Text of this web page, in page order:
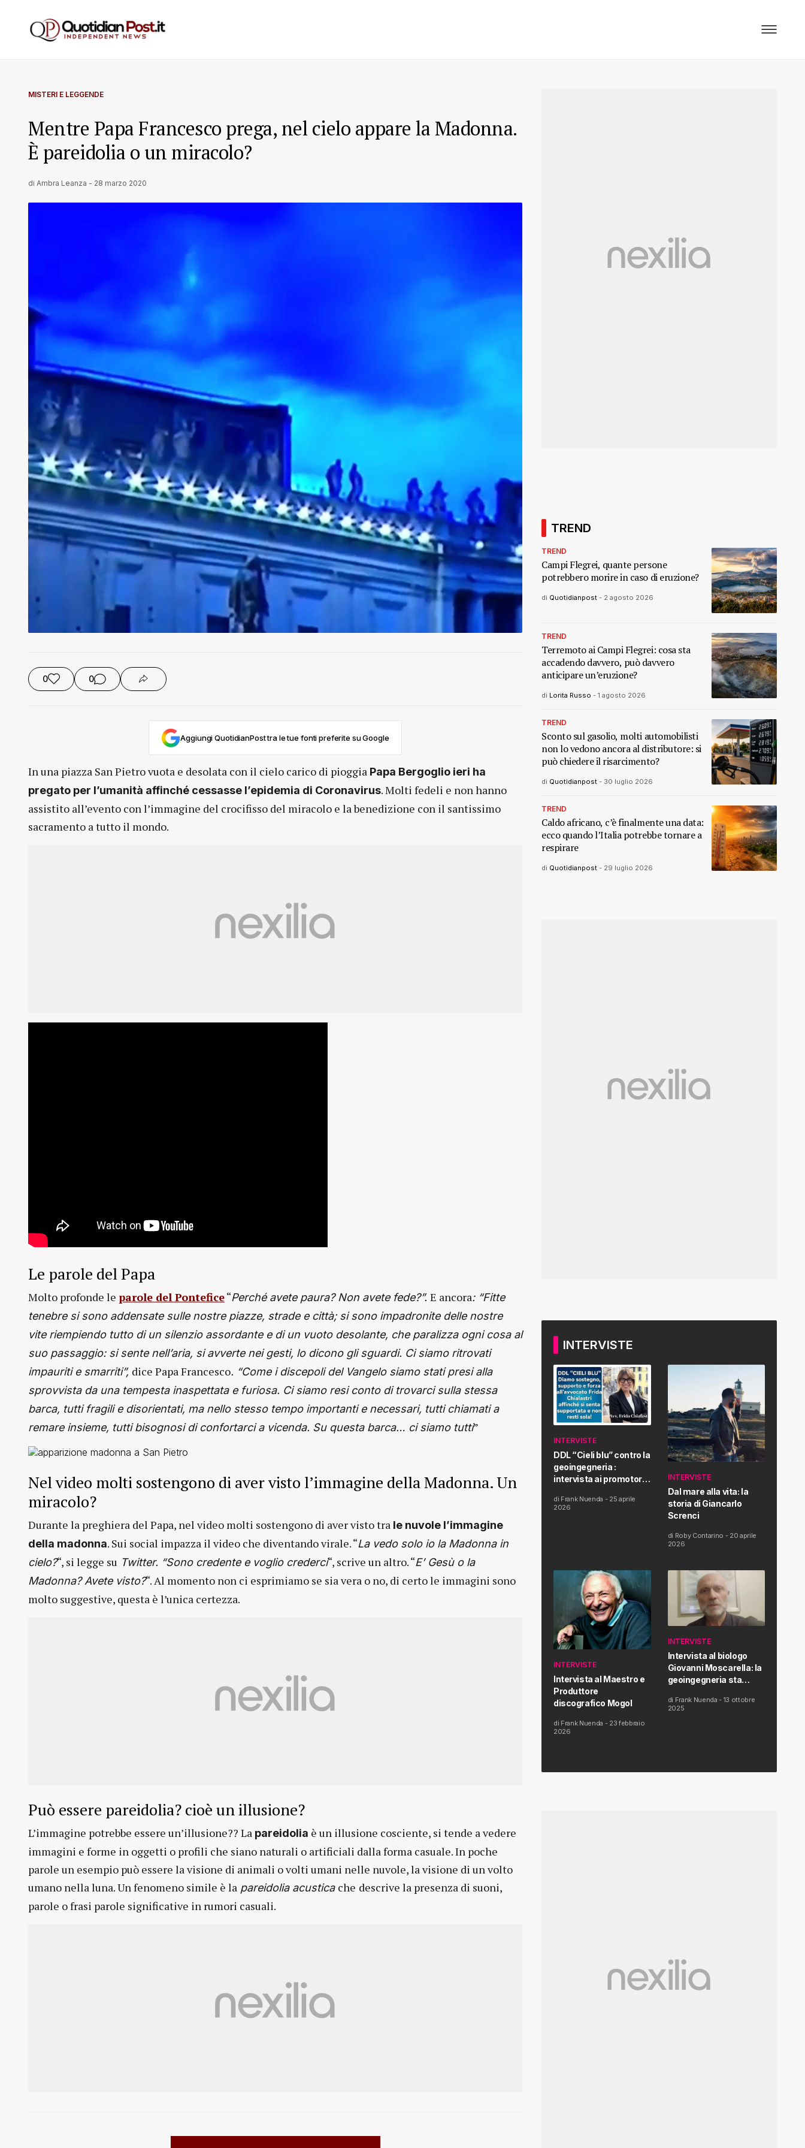
MISTERI E LEGGENDE
Mentre Papa Francesco prega, nel cielo appare la Madonna.
È pareidolia o un miracolo?
di Ambra Leanza - 28 marzo 2020
0 0
Aggiungi QuotidianPost tra le tue fonti preferite su Google
In una piazza San Pietro vuota e desolata con il cielo carico di pioggia Papa Bergoglio ieri ha
pregato per l’umanità affinché cessasse l’epidemia di Coronavirus. Molti fedeli e non hanno
assistito all’evento con l’immagine del crocifisso del miracolo e la benedizione con il santissimo
sacramento a tutto il mondo.
Le parole del Papa
Molto profonde le parole del Pontefice“Perché avete paura? Non avete fede?”. E ancora: “Fitte
tenebre si sono addensate sulle nostre piazze, strade e città; si sono impadronite delle nostre
vite riempiendo tutto di un silenzio assordante e di un vuoto desolante, che paralizza ogni cosa al
suo passaggio: si sente nell’aria, si avverte nei gesti, lo dicono gli sguardi. Ci siamo ritrovati
impauriti e smarriti”, dice Papa Francesco. “Come i discepoli del Vangelo siamo stati presi alla
sprovvista da una tempesta inaspettata e furiosa. Ci siamo resi conto di trovarci sulla stessa
barca, tutti fragili e disorientati, ma nello stesso tempo importanti e necessari, tutti chiamati a
remare insieme, tutti bisognosi di confortarci a vicenda. Su questa barca… ci siamo tutti”
Nel video molti sostengono di aver visto l’immagine della Madonna. Un
miracolo?
Durante la preghiera del Papa, nel video molti sostengono di aver visto tra le nuvole l’immagine
della madonna. Sui social impazza il video che diventando virale. “La vedo solo io la Madonna in
cielo?“, si legge su Twitter. “Sono credente e voglio crederci“, scrive un altro. “E’ Gesù o la
Madonna? Avete visto?“. Al momento non ci esprimiamo se sia vera o no, di certo le immagini sono
molto suggestive, questa è l’unica certezza.
Può essere pareidolia? cioè un illusione?
L’immagine potrebbe essere un’illusione?? La pareidolia è un illusione cosciente, si tende a vedere
immagini e forme in oggetti o profili che siano naturali o artificiali dalla forma casuale. In poche
parole un esempio può essere la visione di animali o volti umani nelle nuvole, la visione di un volto
umano nella luna. Un fenomeno simile è la pareidolia acustica che descrive la presenza di suoni,
parole o frasi parole significative in rumori casuali.
TREND
TREND
Campi Flegrei, quante persone
potrebbero morire in caso di eruzione?
di Quotidianpost - 2 agosto 2026
TREND
Terremoto ai Campi Flegrei: cosa sta
accadendo davvero, può davvero
anticipare un’eruzione?
di Lorita Russo - 1 agosto 2026
TREND
Sconto sul gasolio, molti automobilisti
non lo vedono ancora al distributore: si
può chiedere il risarcimento?
di Quotidianpost - 30 luglio 2026
TREND
Caldo africano, c’è finalmente una data:
ecco quando l’Italia potrebbe tornare a
respirare
di Quotidianpost - 29 luglio 2026
INTERVISTE
INTERVISTE
DDL “Cieli blu” contro la
geoingegneria :
intervista ai promotori
Proposta di Legge
di Frank Nuenda - 25 aprile
2026
INTERVISTE
Dal mare alla vita: la
storia di Giancarlo
Screnci
di Roby Contarino - 20 aprile
2026
INTERVISTE
Intervista al Maestro e
Produttore
discografico Mogol
di Frank Nuenda - 23 febbraio
2026
INTERVISTE
Intervista al biologo
Giovanni Moscarella: la
geoingegneria sta
salute dell’uomo
di Frank Nuenda - 13 ottobre
2025